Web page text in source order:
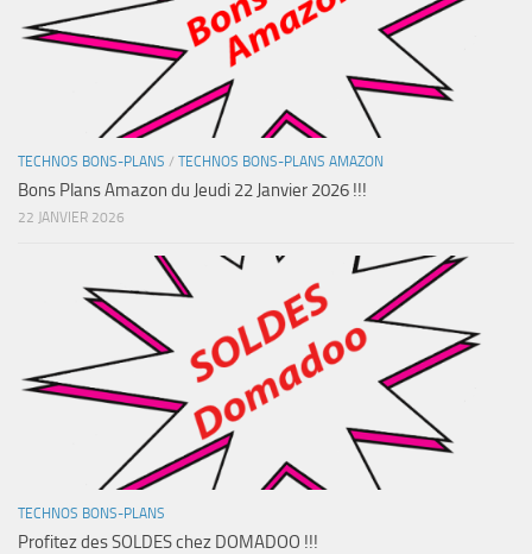
TECHNOS BONS-PLANS / TECHNOS BONS-PLANS AMAZON
Bons Plans Amazon du Jeudi 22 Janvier 2026 !!!
22 JANVIER 2026
TECHNOS BONS-PLANS
Profitez des SOLDES chez DOMADOO !!!